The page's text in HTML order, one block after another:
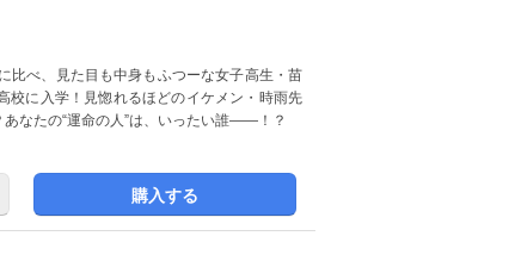
校に入学！見惚れるほどのイケメン・時雨先
なたの“運命の人”は、いったい誰――！？
購入する